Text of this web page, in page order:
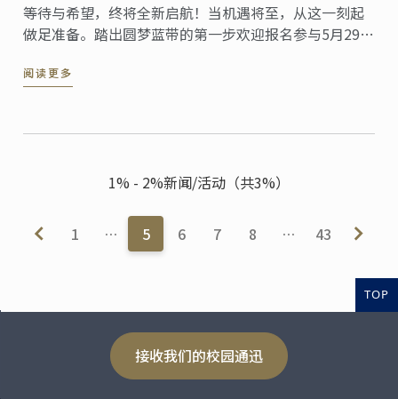
等待与希望，终将全新启航！当机遇将至，从这一刻起
做足准备。踏出圆梦蓝带的第一步欢迎报名参与5月29日
阅读更多
1% - 2%新闻/活动（共3%）
1 … 5 6 7 8 … 43
TOP
接收我们的校园通迅